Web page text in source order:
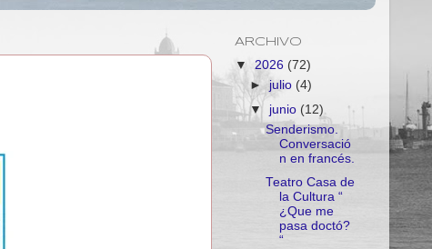
ARCHIVO
▼ 2026 (72)
►julio (4)
▼ junio (12)
Senderismo.
Conversació
n en francés.
Teatro Casa de
la Cultura “
¿Que me
pasa doctó?
“